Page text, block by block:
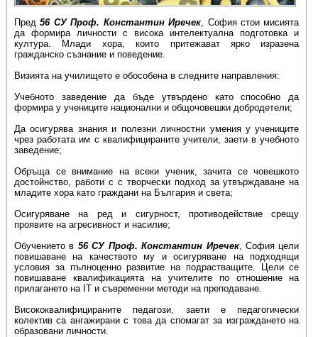
Пред56 СУ Проф. Константин Иречек , София стои мисията
да формира личности с висока интелектуална подготовка и
култура. Млади хора, които притежават ярко изразена
гражданско съзнание и поведение.
Визията на училището е обособена в следните направления:
Учебното заведение да бъде утвърдено като способно да
формира у учениците национални и общочовешки добродетели;
Да осигурява знания и полезни личностни умения у учениците
чрез работата им с квалифицираните учители, заети в учебното
заведение;
Обръща се внимание на всеки ученик, зачита се човешкото
достойнство, работи с с творчески подход за утвърждаване на
младите хора като граждани на България и света;
Осигуряване на ред и сигурност, противодействие срещу
проявите на агресивност и насилие;
Обучението в 56 СУ Проф. Константин Иречек, София цели
повишаване на качеството му и осигуряване на подходящи
условия за пълноценно развитие на подрастващите. Цели се
повишаване квалификацията на учителите по отношение на
прилагането на IT и съвременни методи на преподаване.
Висококвалифицираните педагози, заети е педагогически
колектив са ангажирани с това да спомагат за изграждането на
образовани личности.